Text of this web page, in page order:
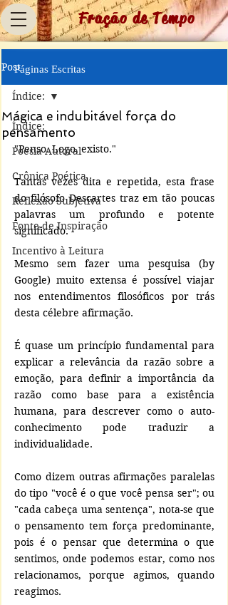
Fração de Tempo
Post
Índice:
Poesia Autoral
Crônica Poética
Reflexão Subjetiva
Fonte de Inspiração
Incentivo à Leitura
Índice:
Mágica e indubitável força do
pensamento
"Penso. Logo, existo."
Tantas vezes dita e repetida, esta frase
do filósofo Descartes traz em tão poucas
palavras um profundo e potente
significado.
Mesmo sem fazer uma pesquisa (by
Google) muito extensa é possível viajar
nos entendimentos filosóficos por trás
desta célebre afirmação.
É quase um princípio fundamental para
explicar a relevância da razão sobre a
emoção, para definir a importância da
razão como base para a existência
humana, para descrever como o auto-
conhecimento pode traduzir a
individualidade.
Como dizem outras afirmações paralelas
do tipo "você é o que você pensa ser"; ou
"cada cabeça uma sentença", nota-se que
o pensamento tem força predominante,
pois é o pensar que determina o que
sentimos, onde podemos estar, como nos
relacionamos, porque agimos, quando
reagimos.
Páginas Escritas